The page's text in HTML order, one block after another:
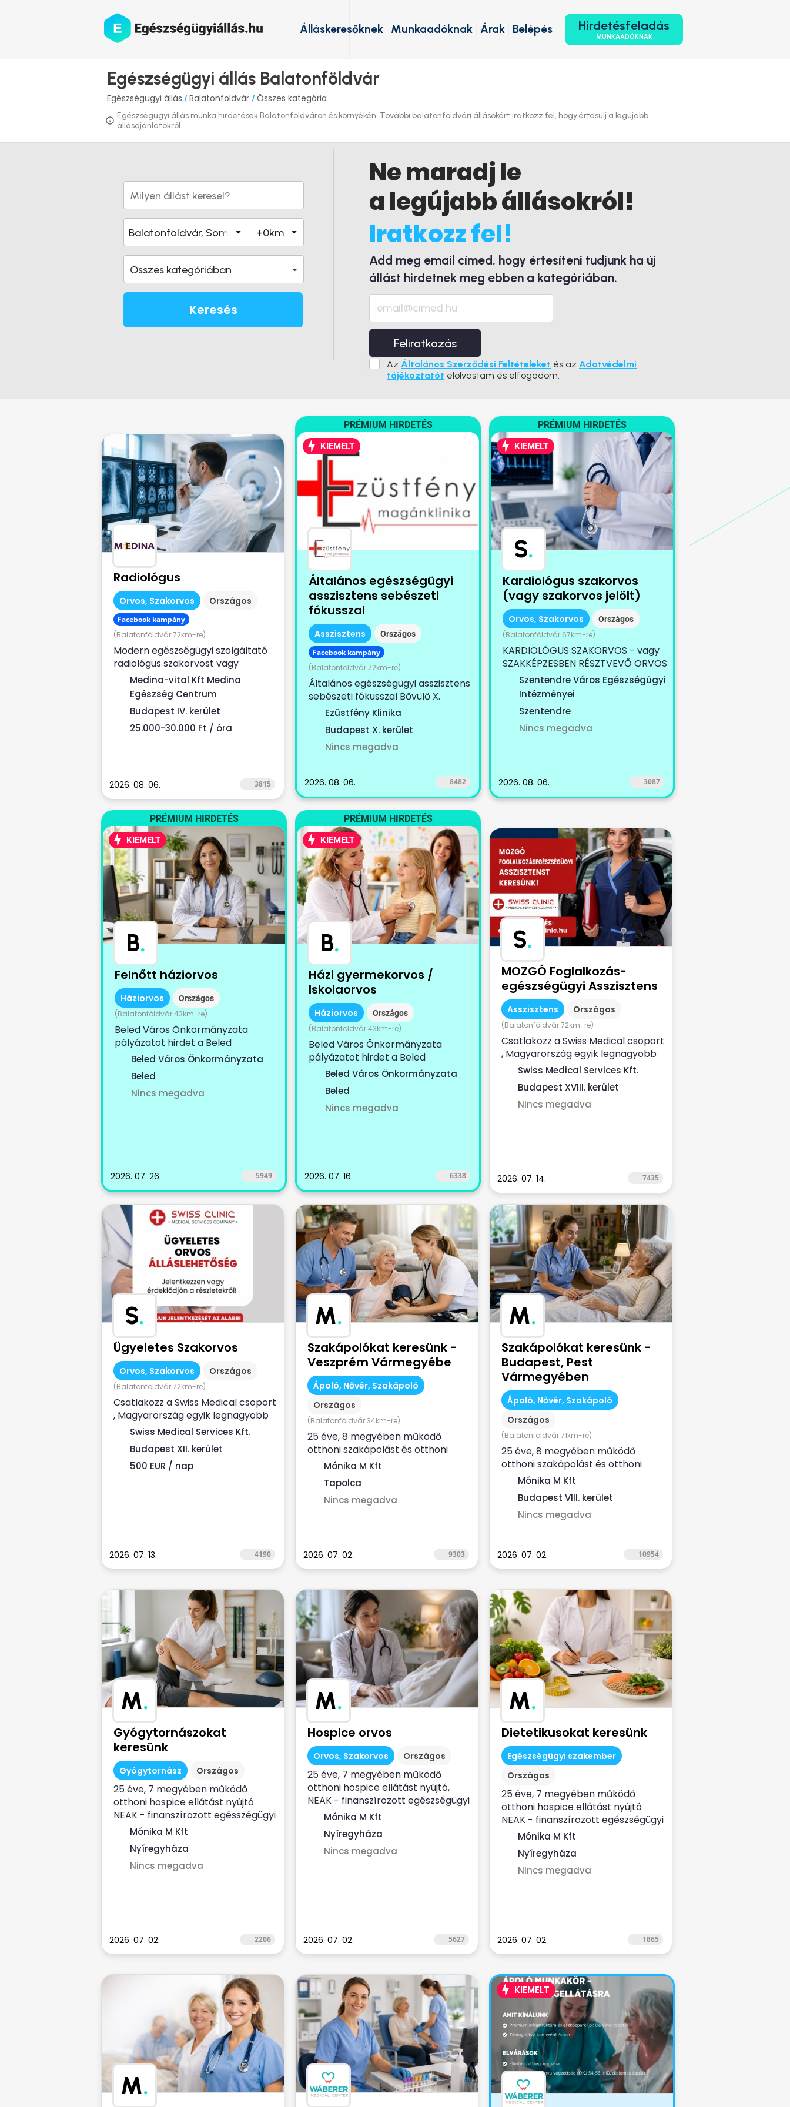
Hirdetésfeladás
MUNKAADÓKNAK
Belépés
Árak
Munkaadóknak
Álláskeresőknek
Egészségügyi állás Balatonföldvár
Egészségügyi állás / Balatonföldvár / Összes kategória
Egészségügyi állás munka hirdetések Balatonföldváron és környékén. További balatonföldvári állásokért iratkozz fel, hogy értesülj a legújabb
állásajánlatokról.
Összes kategóriában
Keresés
Ne maradj le
a legújabb állásokról!
Iratkozz fel!
Add meg email címed, hogy értesíteni tudjunk ha új
állást hirdetnek meg ebben a kategóriában.
Feliratkozás
Az Általános Szerződési Feltételeket és az Adatvédelmi
tájékoztatót elolvastam és elfogadom.
Radiológus
Orvos, Szakorvos Országos
Facebook kampány
(Balatonföldvár 72km-re)
Modern egészségügyi szolgáltató
radiológus szakorvost vagy
rezidenset (liscenec vizsga után)
keres Rendelési...
Medina-vital Kft Medina
Egészség Centrum
Budapest IV. kerület
25.000-30.000 Ft / óra
2026. 08. 06. 3815
PRÉMIUM HIRDETÉS
KIEMELT
Általános egészségügyi
asszisztens sebészeti
fókusszal
Asszisztens Országos
Facebook kampány
(Balatonföldvár 72km-re)
Általános egészségügyi asszisztens
sebészeti fókusszal Bővülő X.
kerületi magánklinikánkra
Ezüstfény Klinika
Budapest X. kerület
Nincs megadva
2026. 08. 06. 8482
PRÉMIUM HIRDETÉS
KIEMELT
S.
Kardiológus szakorvos
(vagy szakorvos jelölt)
Orvos, Szakorvos Országos
(Balatonföldvár 67km-re)
KARDIOLÓGUS SZAKORVOS - vagy
SZAKKÉPZESBEN RÉSZTVEVŐ ORVOS
KOLLÉGÁT KERESÜNK Szeretnél
egy...
Szentendre Város Egészségügyi
Intézményei
Szentendre
Nincs megadva
2026. 08. 06. 3087
PRÉMIUM HIRDETÉS
KIEMELT
B.
Felnőtt háziorvos
Háziorvos Országos
(Balatonföldvár 43km-re)
Beled Város Önkormányzata
pályázatot hirdet a Beled
székhellyel működő, Beled II. számú
Beled Város Önkormányzata
Beled
Nincs megadva
2026. 07. 26. 5949
PRÉMIUM HIRDETÉS
KIEMELT
B.
Házi gyermekorvos /
Iskolaorvos
Háziorvos Országos
(Balatonföldvár 43km-re)
Beled Város Önkormányzata
pályázatot hirdet a Beled
székhellyel működő, Beled, Cirák,
Beled Város Önkormányzata
Beled
Nincs megadva
2026. 07. 16. 6338
S.
MOZGÓ Foglalkozás-
egészségügyi Asszisztens
Asszisztens Országos
(Balatonföldvár 72km-re)
Csatlakozz a Swiss Medical csoport
, Magyarország egyik legnagyobb
magán-egészségügyi
Swiss Medical Services Kft.
Budapest XVIII. kerület
Nincs megadva
2026. 07. 14. 7435
S.
Ügyeletes Szakorvos
Orvos, Szakorvos Országos
(Balatonföldvár 72km-re)
Csatlakozz a Swiss Medical csoport
, Magyarország egyik legnagyobb
magán-egészségügyi
Swiss Medical Services Kft.
Budapest XII. kerület
500 EUR / nap
2026. 07. 13. 4190
M.
Szakápolókat keresünk -
Veszprém Vármegyébe
Ápoló, Nővér, Szakápoló
Országos
(Balatonföldvár 34km-re)
25 éve, 8 megyében működő
otthoni szakápolást és otthoni
hospice ellátást nyújtó, NEAK-
Mónika M Kft
Tapolca
Nincs megadva
2026. 07. 02. 9303
M.
Szakápolókat keresünk -
Budapest, Pest
Vármegyében
Ápoló, Nővér, Szakápoló
Országos
(Balatonföldvár 71km-re)
25 éve, 8 megyében működő
otthoni szakápolást és otthoni
hospice ellátást nyújtó, NEAK-
Mónika M Kft
Budapest VIII. kerület
Nincs megadva
2026. 07. 02. 10954
M.
Gyógytornászokat
keresünk
Gyógytornász Országos
25 éve, 7 megyében működő
otthoni hospice ellátást nyújtó
NEAK - finanszírozott egésszégügyi
szolgálat...
Mónika M Kft
Nyíregyháza
Nincs megadva
2026. 07. 02. 2206
M.
Hospice orvos
Orvos, Szakorvos Országos
25 éve, 7 megyében működő
otthoni hospice ellátást nyújtó,
NEAK - finanszírozott egészségügyi
szolgálat...
Mónika M Kft
Nyíregyháza
Nincs megadva
2026. 07. 02. 5627
M.
Dietetikusokat keresünk
Egészségügyi szakember
Országos
25 éve, 7 megyében működő
otthoni hospice ellátást nyújtó
NEAK - finanszírozott egészségügyi
szolgálat...
Mónika M Kft
Nyíregyháza
Nincs megadva
2026. 07. 02. 1865
M.
KIEMELT